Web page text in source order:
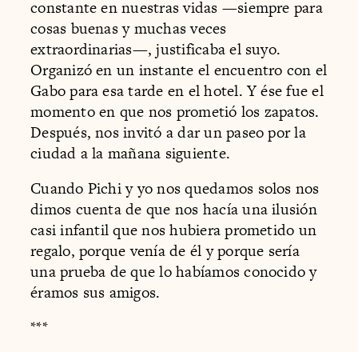
constante en nuestras vidas —siempre para
cosas buenas y muchas veces
extraordinarias—, justificaba el suyo.
Organizó en un instante el encuentro con el
Gabo para esa tarde en el hotel. Y ése fue el
momento en que nos prometió los zapatos.
Después, nos invitó a dar un paseo por la
ciudad a la mañana siguiente.
Cuando Pichi y yo nos quedamos solos nos
dimos cuenta de que nos hacía una ilusión
casi infantil que nos hubiera prometido un
regalo, porque venía de él y porque sería
una prueba de que lo habíamos conocido y
éramos sus amigos.
***